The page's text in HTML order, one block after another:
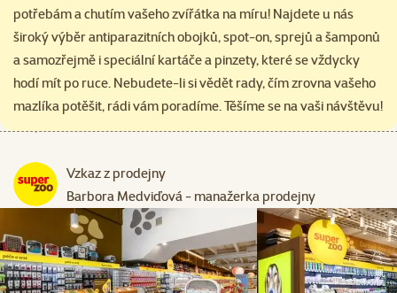
Vzkaz z prodejny
potřebám a chutím vašeho zvířátka na míru! Najdete u nás
široký výběr antiparazitních obojků, spot-on, sprejů a šamponů
a samozřejmě i speciální kartáče a pinzety, které se vždycky
hodí mít po ruce. Nebudete-li si vědět rady, čím zrovna vašeho
mazlíka potěšit, rádi vám poradíme. Těšíme se na vaši návštěvu!
Barbora Medviďová - manažerka prodejny